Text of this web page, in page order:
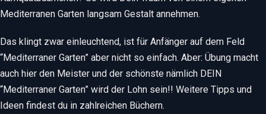
Mediterranen Garten langsam Gestalt annehmen.
Das klingt zwar einleuchtend, ist für Anfänger auf dem Feld
“Mediterraner Garten” aber nicht so einfach. Aber: Übung macht
auch hier den Meister und der schönste nämlich DEIN
“Mediterraner Garten” wird der Lohn sein!! Weitere Tipps und
Ideen findest du in zahlreichen Büchern.